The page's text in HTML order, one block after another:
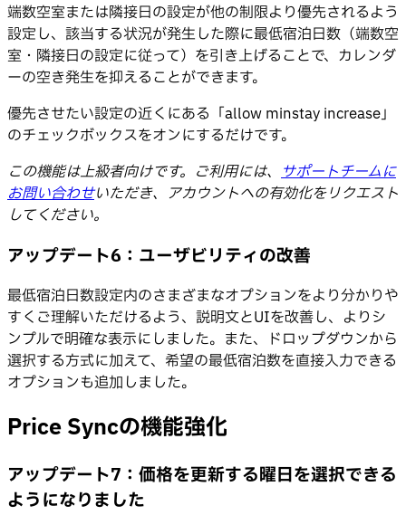
端数空室または隣接日の設定が他の制限より優先されるよう
設定し、該当する状況が発生した際に最低宿泊日数（端数空
室・隣接日の設定に従って）を引き上げることで、カレンダ
ーの空き発生を抑えることができます。
優先させたい設定の近くにある「allow minstay increase」
のチェックボックスをオンにするだけです。
この機能は上級者向けです。ご利用には、 サポートチームに
お問い合わせいただき、アカウントへの有効化をリクエスト
してください。
アップデート6：ユーザビリティの改善
最低宿泊日数設定内のさまざまなオプションをより分かりや
すくご理解いただけるよう、説明文とUIを改善し、よりシ
ンプルで明確な表示にしました。また、ドロップダウンから
選択する方式に加えて、希望の最低宿泊数を直接入力できる
オプションも追加しました。
Price Syncの機能強化
アップデート7：価格を更新する曜日を選択できる
ようになりました